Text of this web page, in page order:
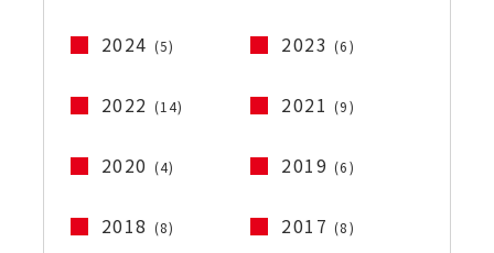
2024 (5) 2023 (6)
2022 (14) 2021 (9)
2020 (4) 2019 (6)
2018 (8) 2017 (8)